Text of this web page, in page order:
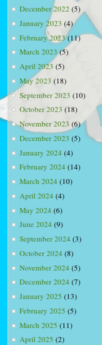
December 2022 (5)
January 2023 (4)
February 2023(11)
March 2023(5)
April 2023 (5)
May 2023 (18)
September 2023 (10)
October 2023 (18)
November 2023 (6)
December 2023 (5)
January 2024 (4)
February 2024 (14)
March 2024 (10)
April 2024 (4)
May 2024 (6)
June 2024 (9)
September 2024 (3)
October 2024 (8)
November 2024 (5)
December 2024 (7)
January 2025 (13)
February 2025 (5)
March 2025 (11)
April 2025 (2)